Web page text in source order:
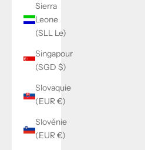
Sierra
Leone
(SLL Le)
Singapour
(SGD $)
Slovaquie
(EUR €)
Slovénie
(EUR €)